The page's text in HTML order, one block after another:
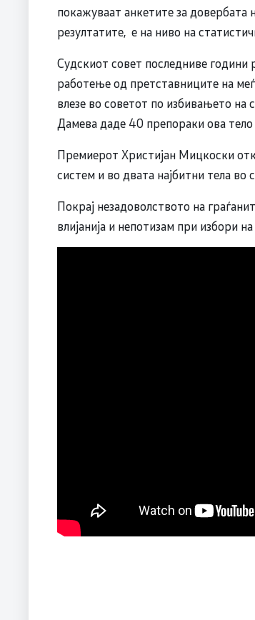
покажуваат анкетите за довербата
резултатите, е на ниво на
Судскиот совет последниве години
работење од претставниците на
влезе во советот по избивањето на
Дамева даде 40 препораки ова
Премиерот Христијан Мицкоски
систем и во двата најбитни тела
Покрај незадоволството на
влијанија и непотизам при избори